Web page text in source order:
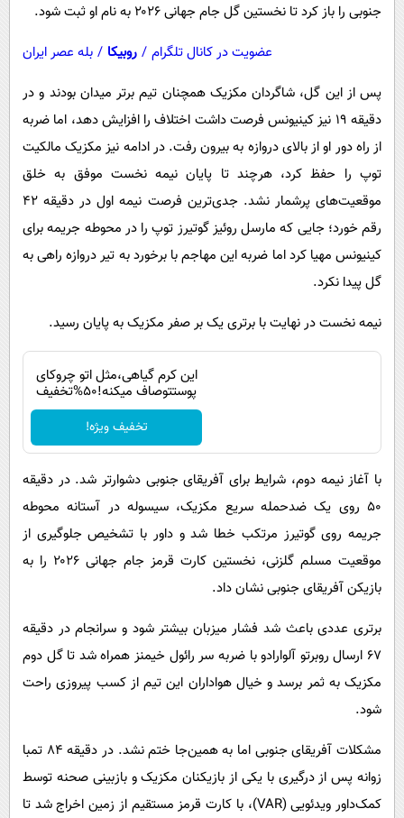
فرهنگی
سیاست خارجی
جنوبی را باز کرد تا نخستین گل جام جهانی ۲۰۲۶ به نام او ثبت شود.
عضویت در کانال تلگرام / روبیکا / بله عصر ایران
پس از این گل، شاگردان مکزیک همچنان تیم برتر میدان بودند و در
دقیقه ۱۹ نیز کینیونس فرصت داشت اختلاف را افزایش دهد، اما ضربه
از راه دور او از بالای دروازه به بیرون رفت. در ادامه نیز مکزیک مالکیت
توپ را حفظ کرد، هرچند تا پایان نیمه نخست موفق به خلق
موقعیت‌های پرشمار نشد. جدی‌ترین فرصت نیمه اول در دقیقه ۴۲
رقم خورد؛ جایی که مارسل روئیز گوتیرز توپ را در محوطه جریمه برای
کینیونس مهیا کرد اما ضربه این مهاجم با برخورد به تیر دروازه راهی به
گل پیدا نکرد.
نیمه نخست در نهایت با برتری یک بر صفر مکزیک به پایان رسید.
این کرم گیاهی،مثل اتو چروکای
پوستتوصاف میکنه!50%تخفیف
تخفیف ویژه!
با آغاز نیمه دوم، شرایط برای آفریقای جنوبی دشوارتر شد. در دقیقه
۵۰ روی یک ضدحمله سریع مکزیک، سیسوله در آستانه محوطه
جریمه روی گوتیرز مرتکب خطا شد و داور با تشخیص جلوگیری از
موقعیت مسلم گلزنی، نخستین کارت قرمز جام جهانی ۲۰۲۶ را به
بازیکن آفریقای جنوبی نشان داد.
برتری عددی باعث شد فشار میزبان بیشتر شود و سرانجام در دقیقه
۶۷ ارسال روبرتو آلوارادو با ضربه سر رائول خیمنز همراه شد تا گل دوم
مکزیک به ثمر برسد و خیال هواداران این تیم از کسب پیروزی راحت
شود.
مشکلات آفریقای جنوبی اما به همین‌جا ختم نشد. در دقیقه ۸۴ تمبا
زوانه پس از درگیری با یکی از بازیکنان مکزیک و بازبینی صحنه توسط
کمک‌داور ویدئویی (VAR)، با کارت قرمز مستقیم از زمین اخراج شد تا